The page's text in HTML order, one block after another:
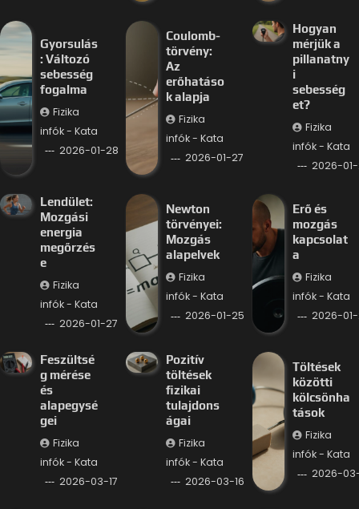
Gyorsulás
: Változó
sebesség
fogalma
Fizika
infók - Kata
2026-01-28
Coulomb-
törvény:
Az
erőhatáso
k alapja
Fizika
infók - Kata
2026-01-27
Hogyan
mérjük a
pillanatny
i
sebesség
et?
Fizika
infók - Kata
2026-
Lendület:
Mozgási
energia
megőrzés
e
Fizika
infók - Kata
2026-01-27
Newton
törvényei:
Mozgás
alapelvek
Fizika
infók - Kata
2026-01-25
Erő és
mozgás
kapcsolat
a
Fizika
infók - Kata
2026-
Feszültsé
g mérése
és
alapegysé
gei
Fizika
infók - Kata
2026-03-17
Pozitív
töltések
fizikai
tulajdons
ágai
Fizika
infók - Kata
2026-03-16
Töltések
közötti
kölcsönha
tások
Fizika
infók - Kata
2026-